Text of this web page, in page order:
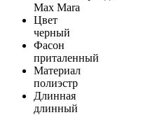
Max Mara
Цвет
черный
Фасон
приталенный
Материал
полиэстр
Длинная
длинный